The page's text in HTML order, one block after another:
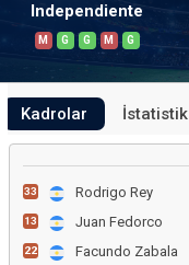
Independiente
M G G M G
Kadrolar İstatistik
33 Rodrigo Rey
13 Juan Fedorco
22 Facundo Zabala